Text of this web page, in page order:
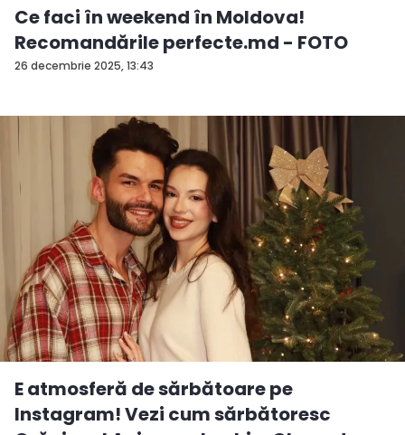
26 decembrie 2025, 13:43
Ce faci în weekend în Moldova!
Recomandările perfecte.md - FOTO
E atmosferă de sărbătoare pe
Instagram! Vezi cum sărbătoresc